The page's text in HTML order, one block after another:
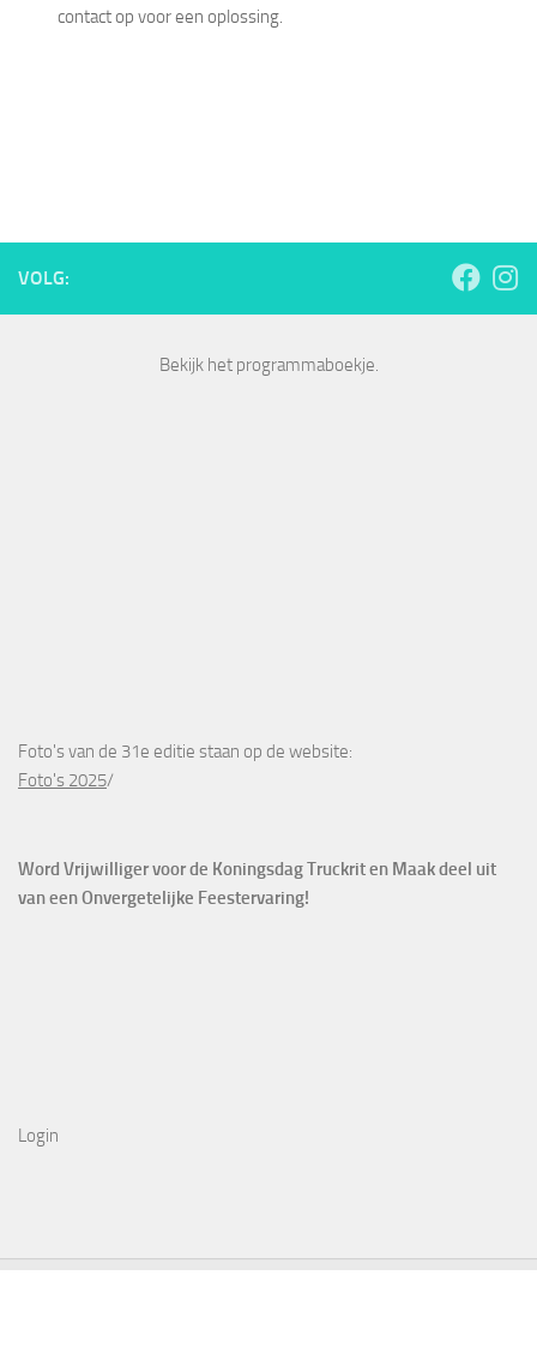
contact op voor een oplossing.
VOLG:
Bekijk het programmaboekje.
Foto's van de 31e editie staan op de website:
Foto's 2025/
Word Vrijwilliger voor de Koningsdag Truckrit en Maak deel uit
van een Onvergetelijke Feestervaring!
Login